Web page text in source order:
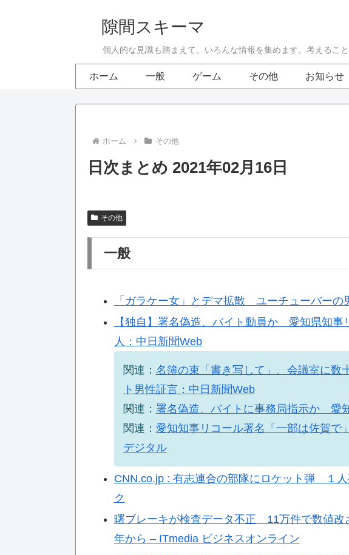
隙間スキーマ
個人的な見識も踏まえて、いろんな情報を集めます。考えること
ホーム 一般 ゲーム その他 お知らせ
ホーム その他
日次まとめ 2021年02月16日
その他
一般
「ガラケー女」とデマ拡散 ユーチューバーの
【独自】署名偽造、バイト動員か 愛知県知事
人：中日新聞Web
関連： 名簿の束「書き写して」、会議室に
ト男性証言：中日新聞Web
関連： 署名偽造、バイトに事務局指示か 愛
関連： 愛知知事リコール署名「一部は佐賀
デジタル
CNN.co.jp : 有志連合の部隊にロケット弾 １
ク
曙ブレーキが検査データ不正 11万件で数値改
年から – ITmedia ビジネスオンライン